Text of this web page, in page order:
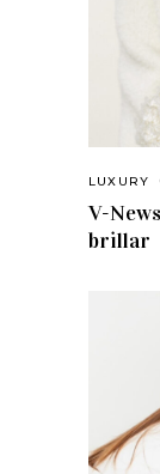
LUXURY
V-
brillar